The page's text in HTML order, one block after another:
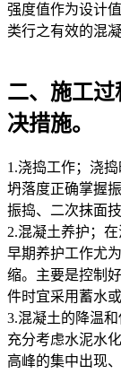
强度值作为设计
类行之有效的混
二、施工
决措施。
1.浇捣工作；浇
坍落度正确掌握
振捣、二次抹面
2.混凝土养护；
早期养护工作尤
缩。主要是控制
件时宜采用蓄水
3.混凝土的降温
充分考虑水泥水
高峰的集中出现